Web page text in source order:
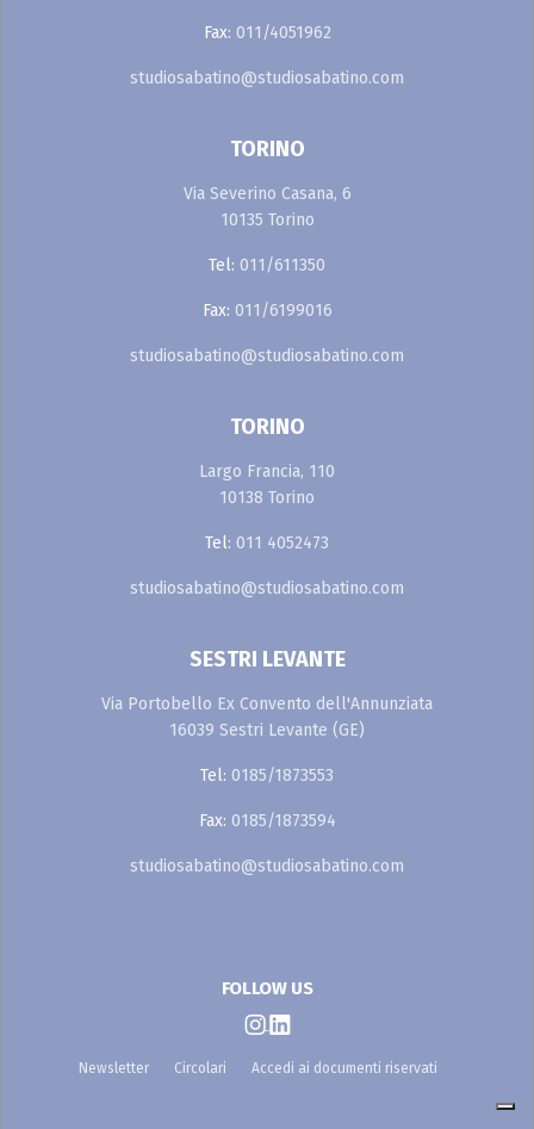
Fax: 011/4051962
studiosabatino@studiosabatino.com
TORINO
Via Severino Casana, 6
10135 Torino
Tel: 011/611350
Fax: 011/6199016
studiosabatino@studiosabatino.com
TORINO
Largo Francia, 110
10138 Torino
Tel: 011 4052473
studiosabatino@studiosabatino.com
SESTRI LEVANTE
Via Portobello Ex Convento dell'Annunziata
16039 Sestri Levante (GE)
Tel: 0185/1873553
Fax: 0185/1873594
studiosabatino@studiosabatino.com
FOLLOW US
Newsletter Circolari Accedi ai documenti riservati